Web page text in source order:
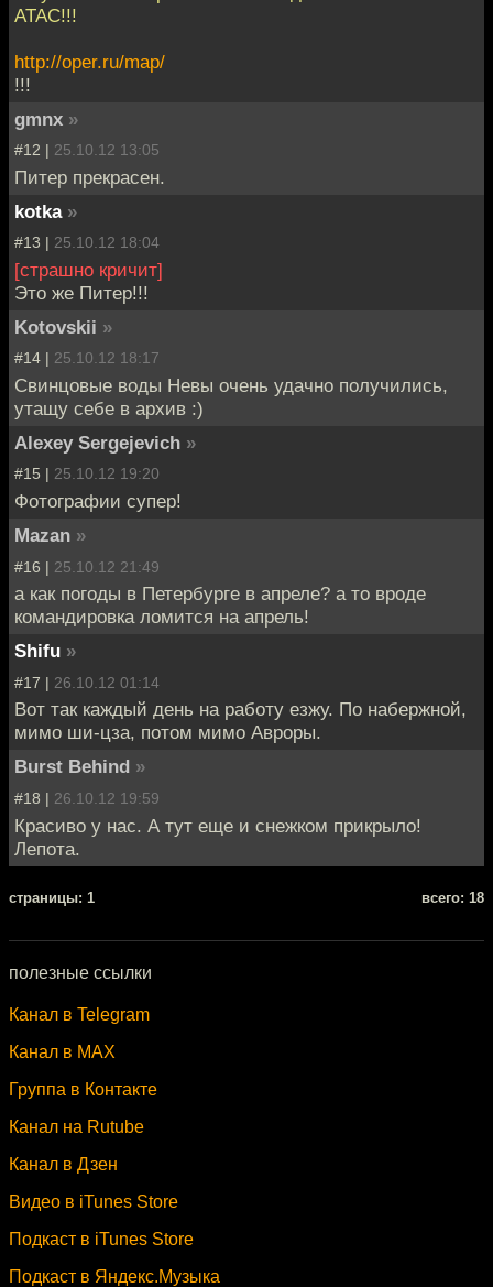
АТАС!!!
http://oper.ru/map/
!!!
gmnx »
#12 | 25.10.12 13:05
Питер прекрасен.
kotka »
#13 | 25.10.12 18:04
[страшно кричит]
Это же Питер!!!
Kotovskii »
#14 | 25.10.12 18:17
Свинцовые воды Невы очень удачно получились,
утащу себе в архив :)
Alexey Sergejevich »
#15 | 25.10.12 19:20
Фотографии супер!
Mazan »
#16 | 25.10.12 21:49
а как погоды в Петербурге в апреле? а то вроде
командировка ломится на апрель!
Shifu »
#17 | 26.10.12 01:14
Вот так каждый день на работу езжу. По набержной,
мимо ши-цза, потом мимо Авроры.
Burst Behind »
#18 | 26.10.12 19:59
Красиво у нас. А тут еще и снежком прикрыло!
Лепота.
cтраницы: 1 всего: 18
полезные ссылки
Канал в Telegram
Канал в MAX
Группа в Контакте
Канал на Rutube
Канал в Дзен
Видео в iTunes Store
Подкаст в iTunes Store
Подкаст в Яндекс.Музыка